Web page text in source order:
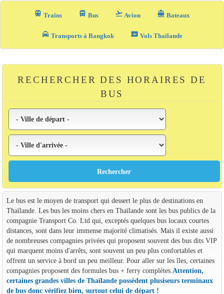
train Trains directions_bus_filled Bus flight_takeoff Avion directions_boat Bateaux
local_taxi Transports à Bangkok airplane_ticket Vols Thaïlande
RECHERCHER DES HORAIRES DE
BUS
Le bus est le moyen de transport qui dessert le plus de destinations en
Thaïlande. Les bus les moins chers en Thaïlande sont les bus publics de la
compagnie Transport Co. Ltd qui, exceptés quelques bus locaux courtes
distances, sont dans leur immense majorité climatisés. Mais il existe aussi
de nombreuses compagnies privées qui proposent souvent des bus dits VIP
qui marquent moins d'arrêts, sont souvent un peu plus confortables et
offrent un service à bord un peu meilleur. Pour aller sur les îles, certaines
compagnies proposent des formules bus + ferry complètes. Attention,
certaines grandes villes de Thaïlande possèdent plusiseurs terminaux
de bus donc vérifiez bien, surtout celui de départ !